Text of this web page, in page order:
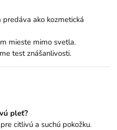
predáva ako kozmetická
mieste mimo svetla.
test znášanlivosti.
pleť?
citlivú a suchú pokožku.